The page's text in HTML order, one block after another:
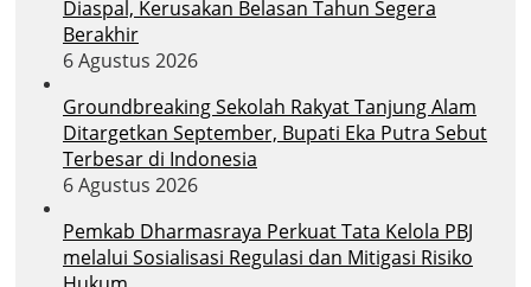
Diaspal, Kerusakan Belasan Tahun Segera
Berakhir
6 Agustus 2026
Groundbreaking Sekolah Rakyat Tanjung Alam
Ditargetkan September, Bupati Eka Putra Sebut
Terbesar di Indonesia
6 Agustus 2026
Pemkab Dharmasraya Perkuat Tata Kelola PBJ
melalui Sosialisasi Regulasi dan Mitigasi Risiko